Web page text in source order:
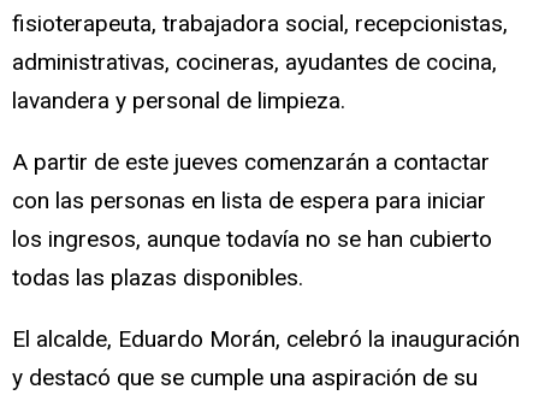
fisioterapeuta, trabajadora social, recepcionistas,
administrativas, cocineras, ayudantes de cocina,
lavandera y personal de limpieza.
A partir de este jueves comenzarán a contactar
con las personas en lista de espera para iniciar
los ingresos, aunque todavía no se han cubierto
todas las plazas disponibles.
El alcalde, Eduardo Morán, celebró la inauguración
y destacó que se cumple una aspiración de su